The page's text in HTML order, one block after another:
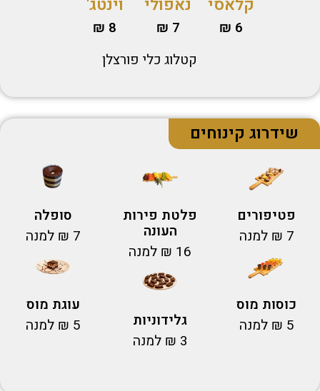
קלאסי
6 ₪
נאפולי
7 ₪
וינטג'
8 ₪
קטלוג כלי פורצלן
שידרוג קינוחים
פטיפורים
7 ₪ למנה
כוסות מוס
5 ₪ למנה
פלטת פירות
העונה
16 ₪ למנה
גלידוניות
3 ₪ למנה
סופלה
7 ₪ למנה
עוגת מוס
5 ₪ למנה